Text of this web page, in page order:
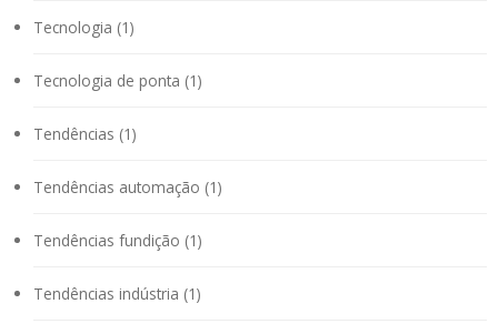
Tecnologia (1)
Tecnologia de ponta (1)
Tendências (1)
Tendências automação (1)
Tendências fundição (1)
Tendências indústria (1)